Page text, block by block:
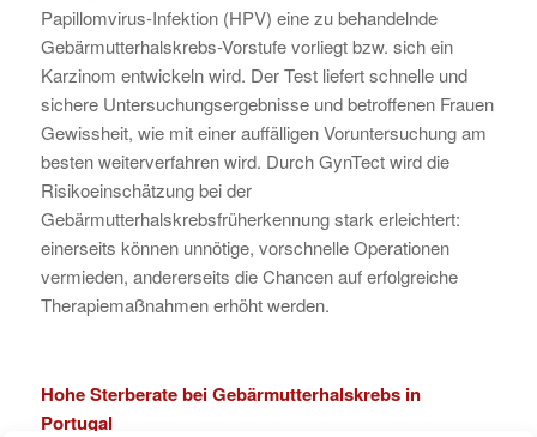
Papillomvirus-Infektion (HPV) eine zu behandelnde
Gebärmutterhalskrebs-Vorstufe vorliegt bzw. sich ein
Karzinom entwickeln wird. Der Test liefert schnelle und
sichere Untersuchungsergebnisse und betroffenen Frauen
Gewissheit, wie mit einer auffälligen Voruntersuchung am
besten weiterverfahren wird. Durch GynTect wird die
Risikoeinschätzung bei der
Gebärmutterhalskrebsfrüherkennung stark erleichtert:
einerseits können unnötige, vorschnelle Operationen
vermieden, andererseits die Chancen auf erfolgreiche
Therapiemaßnahmen erhöht werden.
Hohe Sterberate bei Gebärmutterhalskrebs in
Portugal